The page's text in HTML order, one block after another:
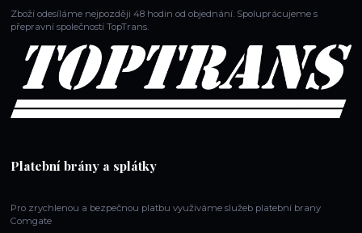
Zboží odesíláme nejpozději 48 hodin od objednání. Spoluprácujeme s
přepravní společností TopTrans.
Platební brány a splátky
Pro zrychlenou a bezpečnou platbu využiváme služeb platební brany
Comgate